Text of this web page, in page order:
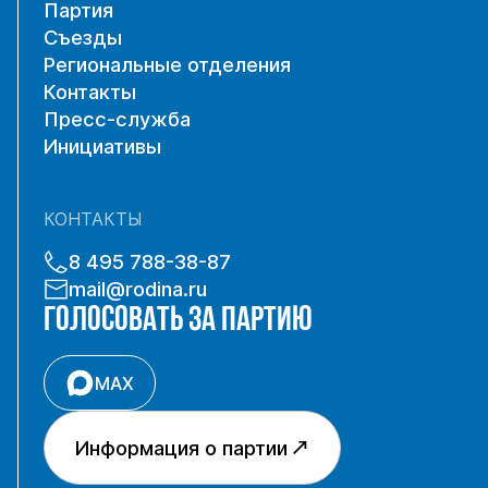
Партия
Съезды
Региональные отделения
Контакты
Пресс-служба
Инициативы
КОНТАКТЫ
8 495 788-38-87
mail@rodina.ru
ГОЛОСОВАТЬ ЗА ПАРТИЮ
MAX
Информация о партии